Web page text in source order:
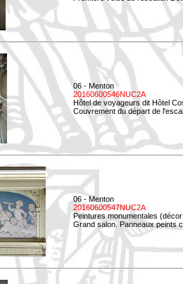
06 - Menton
20160600546NUC2A
Hôtel de voyageurs dit Hôtel
Couvrement du départ de
06 - Menton
20160600547NUC2A
Peintures monumentales
Grand salon. Panneaux peints